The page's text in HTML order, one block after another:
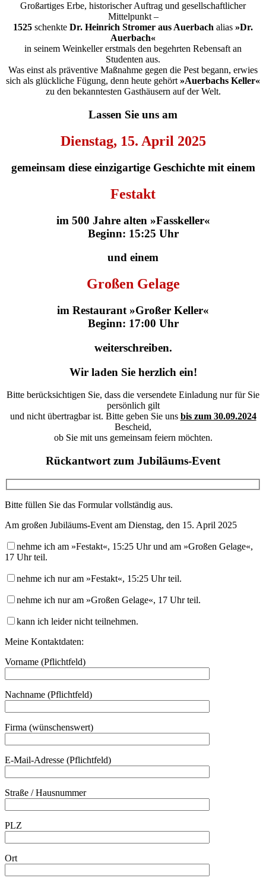
Großartiges Erbe, historischer Auftrag und gesellschaftlicher
Mittelpunkt –
1525 schenkte Dr. Heinrich Stromer aus Auerbach alias »Dr.
Auerbach«
in seinem Weinkeller erstmals den begehrten Rebensaft an
Studenten aus.
Was einst als präventive Maßnahme gegen die Pest begann, erwies
sich als glückliche Fügung, denn heute gehört »Auerbachs Keller«
zu den bekanntesten Gasthäusern auf der Welt.
Lassen Sie uns am
Dienstag, 15. April 2025
gemeinsam diese einzigartige Geschichte mit einem
Festakt
im 500 Jahre alten »Fasskeller«
Beginn: 15:25 Uhr
und einem
Großen Gelage
im Restaurant »Großer Keller«
Beginn: 17:00 Uhr
weiterschreiben.
Wir laden Sie herzlich ein!
Bitte berücksichtigen Sie, dass die versendete Einladung nur für Sie
persönlich gilt
und nicht übertragbar ist. Bitte geben Sie uns bis zum 30.09.2024
Bescheid,
ob Sie mit uns gemeinsam feiern möchten.
Rückantwort zum Jubiläums-Event
Bitte füllen Sie das Formular vollständig aus.
Am großen Jubiläums-Event am Dienstag, den 15. April 2025
nehme ich am »Festakt«, 15:25 Uhr und am »Großen Gelage«,
17 Uhr teil.
nehme ich nur am »Festakt«, 15:25 Uhr teil.
nehme ich nur am »Großen Gelage«, 17 Uhr teil.
kann ich leider nicht teilnehmen.
Meine Kontaktdaten:
Vorname (Pflichtfeld)
Nachname (Pflichtfeld)
Firma (wünschenswert)
E-Mail-Adresse (Pflichtfeld)
Straße / Hausnummer
PLZ
Ort